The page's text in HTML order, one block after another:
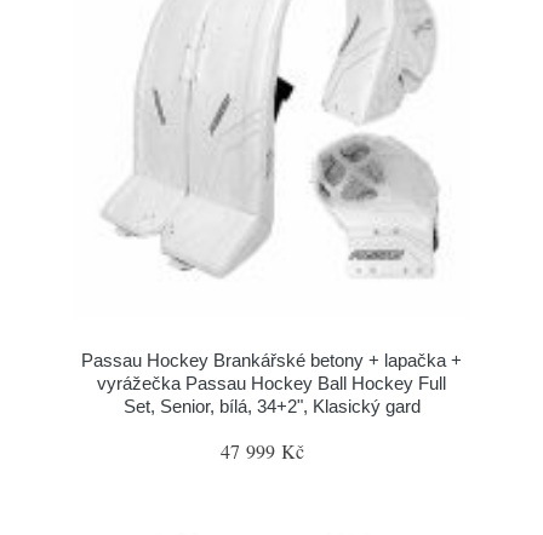
Passau Hockey Brankářské betony + lapačka +
vyrážečka Passau Hockey Ball Hockey Full
Set, Senior, bílá, 34+2", Klasický gard
47 999 Kč